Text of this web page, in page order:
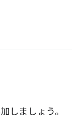
しましょう。